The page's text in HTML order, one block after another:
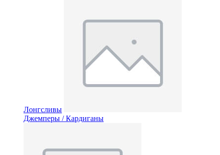
Лонгсливы
Джемперы / Кардиганы